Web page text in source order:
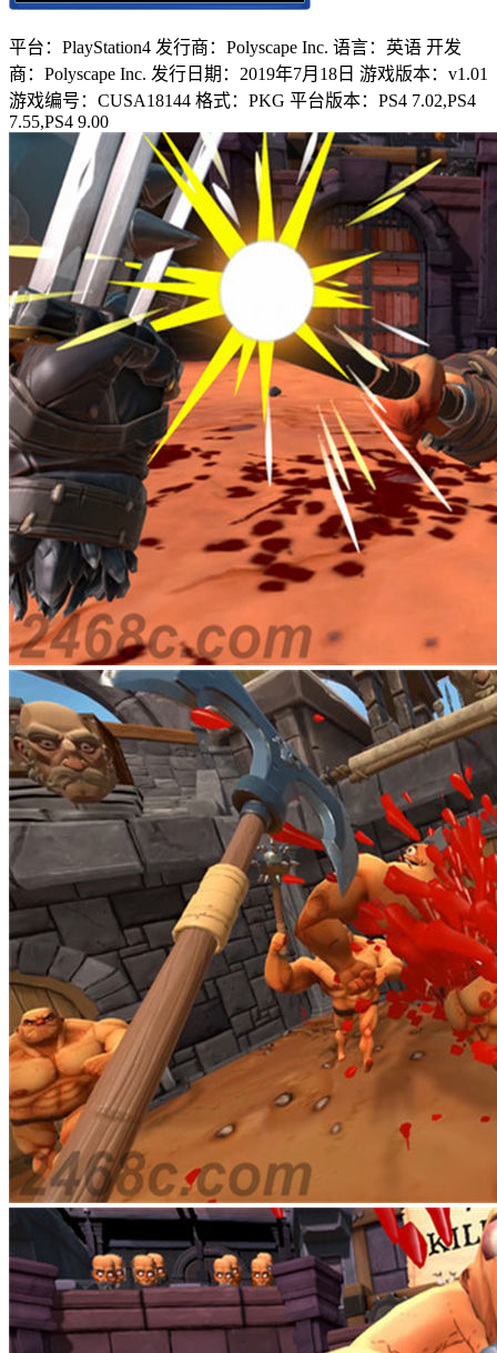
平台：PlayStation4 发行商：Polyscape Inc. 语言：英语 开发
商：Polyscape Inc. 发行日期：2019年7月18日 游戏版本：v1.01
游戏编号：CUSA18144 格式：PKG 平台版本：PS4 7.02,PS4
7.55,PS4 9.00